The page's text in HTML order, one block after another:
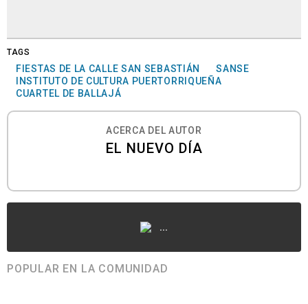
TAGS
FIESTAS DE LA CALLE SAN SEBASTIÁN
SANSE
INSTITUTO DE CULTURA PUERTORRIQUEÑA
CUARTEL DE BALLAJÁ
ACERCA DEL AUTOR
EL NUEVO DÍA
...
POPULAR EN LA COMUNIDAD